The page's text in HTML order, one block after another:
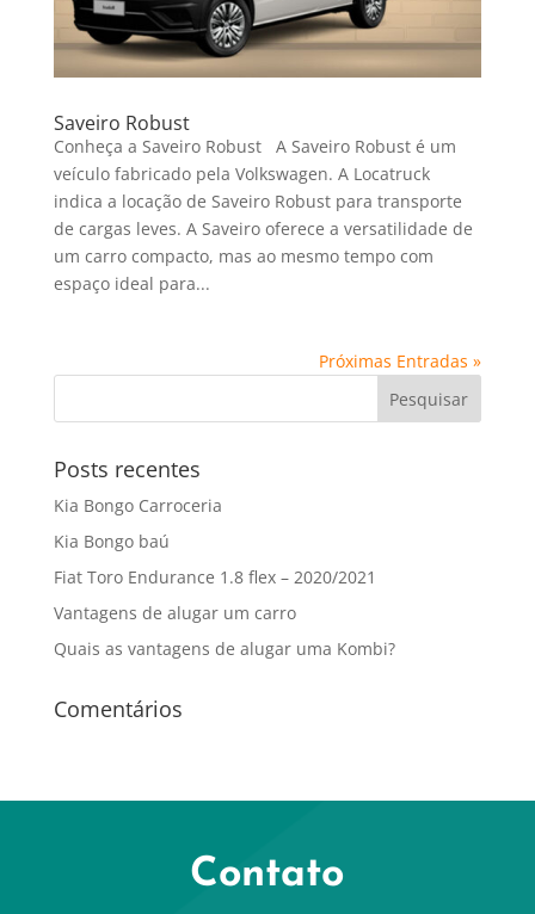
Saveiro Robust
Conheça a Saveiro Robust A Saveiro Robust é um
veículo fabricado pela Volkswagen. A Locatruck
indica a locação de Saveiro Robust para transporte
de cargas leves. A Saveiro oferece a versatilidade de
um carro compacto, mas ao mesmo tempo com
espaço ideal para...
Próximas Entradas »
Posts recentes
Kia Bongo Carroceria
Kia Bongo baú
Fiat Toro Endurance 1.8 flex – 2020/2021
Vantagens de alugar um carro
Quais as vantagens de alugar uma Kombi?
Comentários
Contato